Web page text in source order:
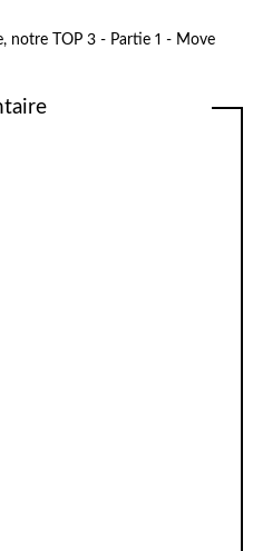
notre TOP 3 - Partie 1 - Move